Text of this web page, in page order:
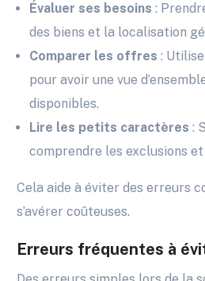
Évaluer ses besoins :
des biens et la localisation
Comparer les offres :
pour avoir une vue
disponibles.
Lire les petits caractères :
comprendre les exclusions
Cela aide à éviter des erreurs
s’avérer coûteuses.
Erreurs fréquentes à